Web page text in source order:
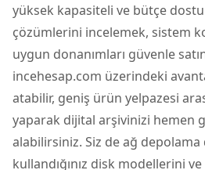
yüksek kapasiteli ve bütçe
çözümlerini incelemek, sistem
uygun donanımları güvenle
incehesap.com üzerindeki
atabilir, geniş ürün yelpazesi
yaparak dijital arşivinizi hemen
alabilirsiniz. Siz de ağ
kullandığınız disk modellerini